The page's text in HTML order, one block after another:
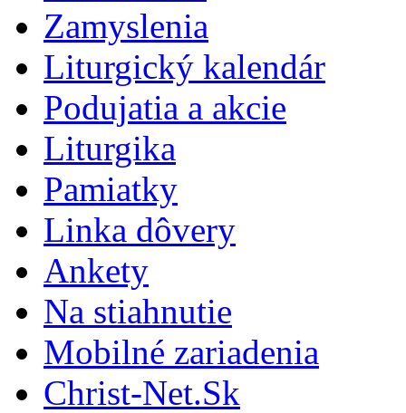
Zamyslenia
Liturgický kalendár
Podujatia a akcie
Liturgika
Pamiatky
Linka dôvery
Ankety
Na stiahnutie
Mobilné zariadenia
Christ-Net.Sk